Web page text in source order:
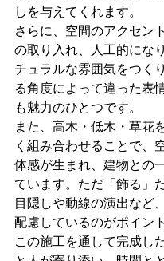
しを与えてくれます。
さらに、空間のアクセン
の取り入れ、人工的にな
チュラルな雰囲気をつく
る角度によって違った表
も魅力のひとつです。
また、高木・低木・草花
く組み合わせることで、
体感が生まれ、建物との
ています。ただ「飾る」
目隠しや動線の演出など
配慮しているのがポイン
この施工を通して完成し